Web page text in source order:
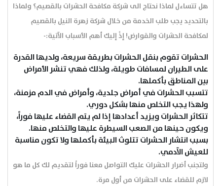
هل تتساءل لماذا نحتاج الى شركة مكافحة الحشرات بالقصيم؟ ولماذا
بالتحديد يجب طلب الخدمة من خلال شركة زهرة النيل بالقصيم
لمكافحة الحشرات والقوارض! إذً إليك أهم الأسباب الآتية:-
الحشرات تقوم بنقل الحشرات بطريقة سريعة، ولديها القدرة
على الطيران لمسافات طويلة، ولذلك فهي تنشر الأمراض
بين المناطق بأكملها.
تتسبب الحشرات في أمراض جلدية، وأمراض في الدم مزمنة،
ولهذا يجب التخلص منها بشكل دوري.
تتكاثر الحشرات ويزيد أعدادها إذا لم يتم القضاء عليها فوراً،
ويكون حينها من الصعب السيطرة عليها والتخلص منها.
بسبب انتشار الحشرات تتلوث البيئة بأكملها ولا تكون مناسبة
للعيش الآدمي.
ولتجنب أضرار الحشرات عليك التواصل معنا فوراً لتقديم لك كل ما هو
لازم للقضاء على الحشرات من أول مرة.